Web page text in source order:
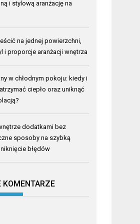
i stylową aranżację na
na jednej powierzchni,
i proporcje aranżacji wnętrza
w chłodnym pokoju: kiedy i
ciepło oraz uniknąć
dodatkami bez
sposoby na szybką
błędów
KOMENTARZE